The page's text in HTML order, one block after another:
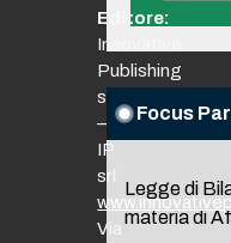
Focus
Legge di
materia di
Editore:
Innovative
Publishing
srl
–
IP
srl
Via